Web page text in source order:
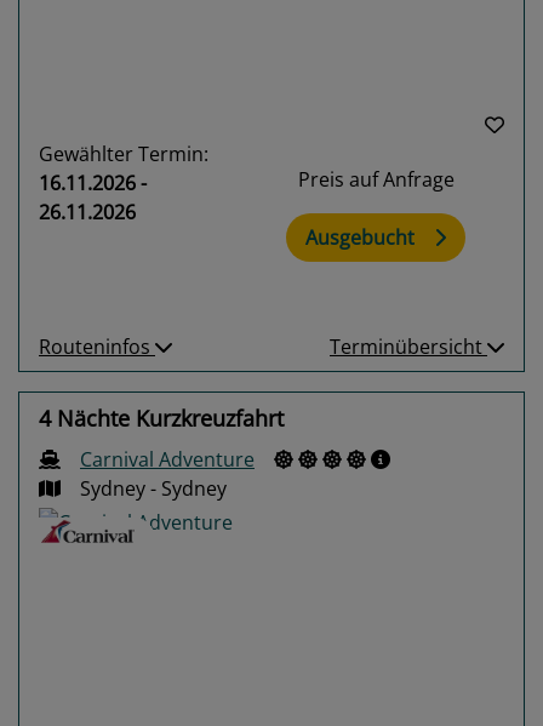
Gewählter Termin:
16.11.2026 -
26.11.2026
Preis auf Anfrage
Ausgebucht
Routeninfos Terminübersicht
4 Nächte Kurzkreuzfahrt
Carnival Adventure
Sydney - Sydney